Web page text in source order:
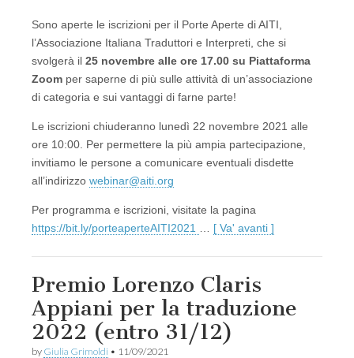
Sono aperte le iscrizioni per il Porte Aperte di AITI,
l’Associazione Italiana Traduttori e Interpreti, che si
svolgerà il 25 novembre alle ore 17.00 su Piattaforma
Zoom per saperne di più sulle attività di un’associazione
di categoria e sui vantaggi di farne parte!
Le iscrizioni chiuderanno lunedì 22 novembre 2021 alle
ore 10:00. Per permettere la più ampia partecipazione,
invitiamo le persone a comunicare eventuali disdette
all’indirizzo webinar@aiti.org
Per programma e iscrizioni, visitate la pagina
https://bit.ly/porteaperteAITI2021
[ Va' avanti ]
Premio Lorenzo Claris
Appiani per la traduzione
2022 (entro 31/12)
by Giulia Grimoldi • 11/09/2021